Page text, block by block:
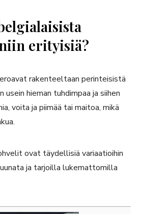
erityisiä?
rakenteeltaan perinteisistä
usein hieman tuhdimpaa ja siihen
voita ja piimää tai maitoa, mikä
ovat täydellisiä variaatioihin
ja tarjoilla lukemattomilla